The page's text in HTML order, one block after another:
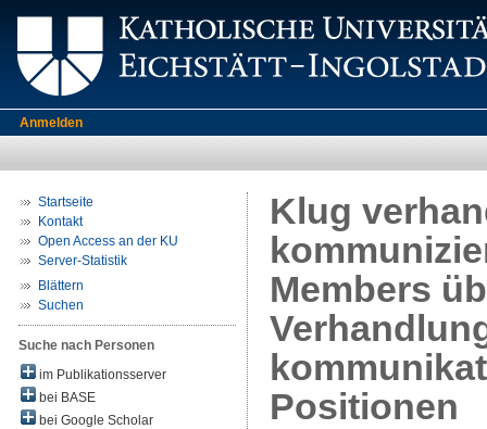
Anmelden
Startseite
Kontakt
Open Access an der KU
Server-Statistik
Blättern
Suchen
Suche nach Personen
im Publikationsserver
bei BASE
bei Google Scholar
Klug
Members
Positionen